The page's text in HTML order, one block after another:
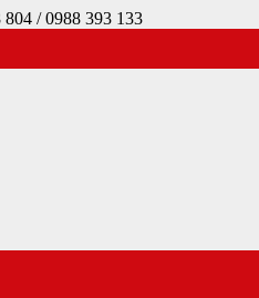
/ 0988 393 133